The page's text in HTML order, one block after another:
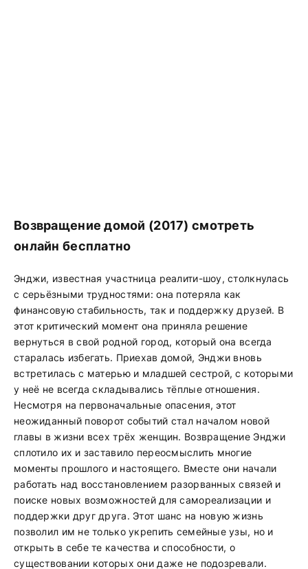
Возвращение домой (2017) смотреть
онлайн бесплатно
Энджи, известная участница реалити-шоу, столкнулась
с серьёзными трудностями: она потеряла как
финансовую стабильность, так и поддержку друзей. В
этот критический момент она приняла решение
вернуться в свой родной город, который она всегда
старалась избегать. Приехав домой, Энджи вновь
встретилась с матерью и младшей сестрой, с которыми
у неё не всегда складывались тёплые отношения.
Несмотря на первоначальные опасения, этот
неожиданный поворот событий стал началом новой
главы в жизни всех трёх женщин. Возвращение Энджи
сплотило их и заставило переосмыслить многие
моменты прошлого и настоящего. Вместе они начали
работать над восстановлением разорванных связей и
поиске новых возможностей для самореализации и
поддержки друг друга. Этот шанс на новую жизнь
позволил им не только укрепить семейные узы, но и
открыть в себе те качества и способности, о
существовании которых они даже не подозревали.